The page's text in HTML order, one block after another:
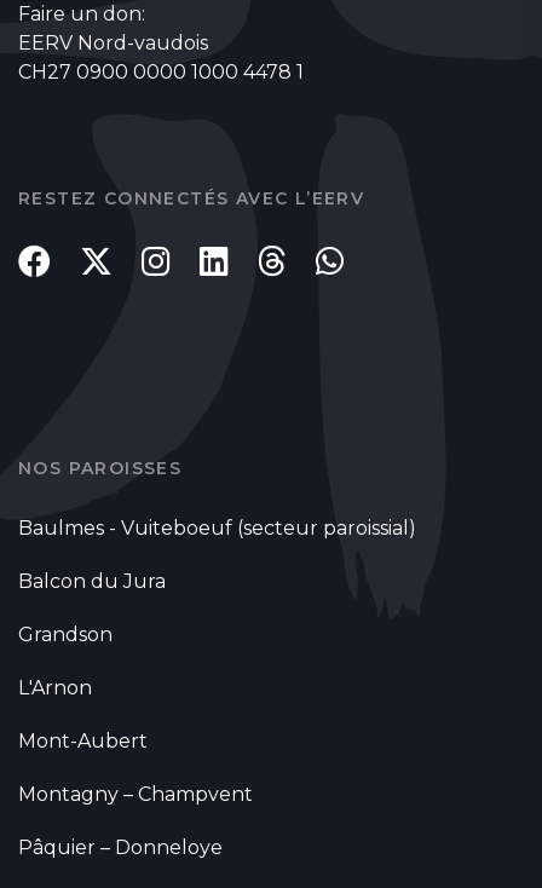
Faire un don:
EERV Nord-vaudois
CH27 0900 0000 1000 4478 1
RESTEZ CONNECTÉS AVEC L’EERV
NOS PAROISSES
Baulmes - Vuiteboeuf (secteur paroissial)
Balcon du Jura
Grandson
L'Arnon
Mont-Aubert
Montagny – Champvent
Pâquier – Donneloye